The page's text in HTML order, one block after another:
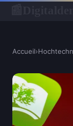
Accueil›